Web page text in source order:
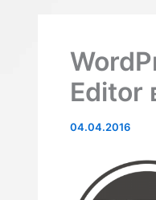
Editor
04.04.2016